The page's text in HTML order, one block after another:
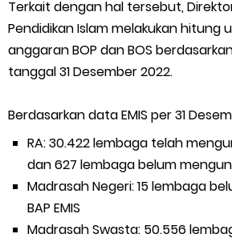
Terkait dengan hal tersebut,
Pendidikan Islam melakukan hitung
anggaran BOP dan BOS
tanggal 31 Desember 2022.
Berdasarkan data EMIS per 31
RA: 30.422 lembaga telah
dan 627 lembaga belum
Madrasah Negeri: 15 lembaga
BAP EMIS
Madrasah Swasta: 50.556